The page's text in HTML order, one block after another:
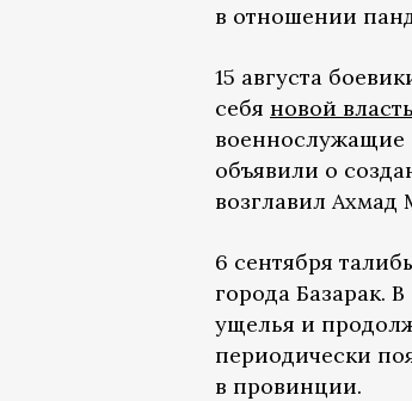
в отношении
15 августа
себя новой
военнослужащие
объявили о
возглавил Ахмад
6 сентября
города Базарак.
ущелья и
периодически
в провинции.